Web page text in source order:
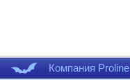
Компания Proline